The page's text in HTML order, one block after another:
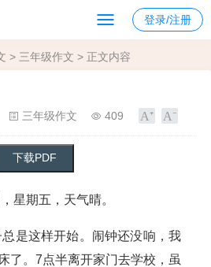
登录/注册
> 三年级作文 > 正文内容
三年级作文 409
星期五，天气晴。
是这样开始。闹钟还没响，我
了。7点半离开家门去学校，虽